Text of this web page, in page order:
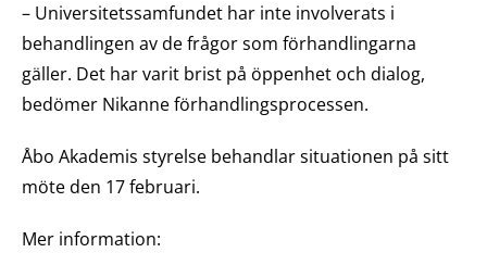
– Universitetssamfundet har inte involverats i
behandlingen av de frågor som förhandlingarna
gäller. Det har varit brist på öppenhet och dialog,
bedömer Nikanne förhandlingsprocessen.
Åbo Akademis styrelse behandlar situationen på sitt
möte den 17 februari.
Mer information: